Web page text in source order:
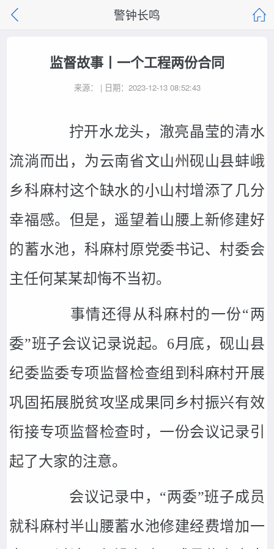
警钟长鸣
监督故事丨一个工程两份合同
来源： | 日期：2023-12-13 08:52:43
拧开水龙头，澈亮晶莹的清水
流淌而出，为云南省文山州砚山县蚌峨
乡科麻村这个缺水的小山村增添了几分
幸福感。但是，遥望着山腰上新修建好
的蓄水池，科麻村原党委书记、村委会
主任何某某却悔不当初。
事情还得从科麻村的一份“两
委”班子会议记录说起。6月底，砚山县
纪委监委专项监督检查组到科麻村开展
巩固拓展脱贫攻坚成果同乡村振兴有效
衔接专项监督检查时，一份会议记录引
起了大家的注意。
会议记录中，“两委”班子成员
就科麻村半山腰蓄水池修建经费增加一